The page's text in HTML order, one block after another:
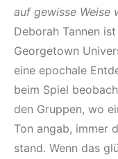
auf gewisse Weise
Deborah Tannen
Georgetown
eine epochale
beim Spiel
den Gruppen, wo
Ton angab, immer
stand. Wenn das